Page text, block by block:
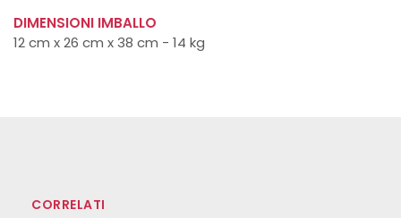
DIMENSIONI IMBALLO
12 cm x 26 cm x 38 cm - 14 kg
CORRELATI